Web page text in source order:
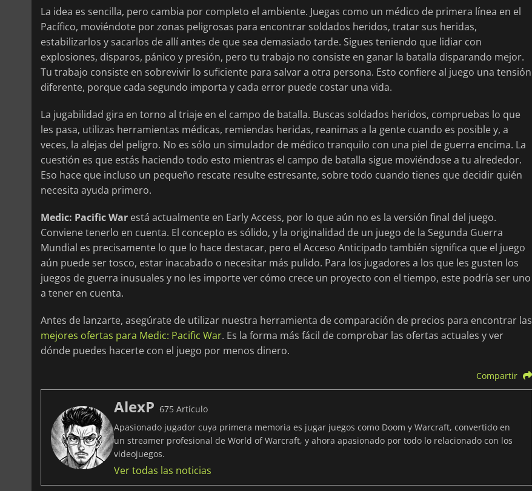
La idea es sencilla, pero cambia por completo el ambiente. Juegas como un médico de primera línea en el
Pacífico, moviéndote por zonas peligrosas para encontrar soldados heridos, tratar sus heridas,
estabilizarlos y sacarlos de allí antes de que sea demasiado tarde. Sigues teniendo que lidiar con
explosiones, disparos, pánico y presión, pero tu trabajo no consiste en ganar la batalla disparando mejor.
Tu trabajo consiste en sobrevivir lo suficiente para salvar a otra persona. Esto confiere al juego una tensión
diferente, porque cada segundo importa y cada error puede costar una vida.
La jugabilidad gira en torno al triaje en el campo de batalla. Buscas soldados heridos, compruebas lo que
les pasa, utilizas herramientas médicas, remiendas heridas, reanimas a la gente cuando es posible y, a
veces, la alejas del peligro. No es sólo un simulador de médico tranquilo con una piel de guerra encima. La
cuestión es que estás haciendo todo esto mientras el campo de batalla sigue moviéndose a tu alrededor.
Eso hace que incluso un pequeño rescate resulte estresante, sobre todo cuando tienes que decidir quién
necesita ayuda primero.
Medic: Pacific War está actualmente en Early Access, por lo que aún no es la versión final del juego.
Conviene tenerlo en cuenta. El concepto es sólido, y la originalidad de un juego de la Segunda Guerra
Mundial es precisamente lo que lo hace destacar, pero el Acceso Anticipado también significa que el juego
aún puede ser tosco, estar inacabado o necesitar más pulido. Para los jugadores a los que les gusten los
juegos de guerra inusuales y no les importe ver cómo crece un proyecto con el tiempo, este podría ser uno
a tener en cuenta.
Antes de lanzarte, asegúrate de utilizar nuestra herramienta de comparación de precios para encontrar las
mejores ofertas para Medic: Pacific War. Es la forma más fácil de comprobar las ofertas actuales y ver
dónde puedes hacerte con el juego por menos dinero.
Compartir
AlexP 675 Artículo
Apasionado jugador cuya primera memoria es jugar juegos como Doom y Warcraft, convertido en
un streamer profesional de World of Warcraft, y ahora apasionado por todo lo relacionado con los
videojuegos.
Ver todas las noticias